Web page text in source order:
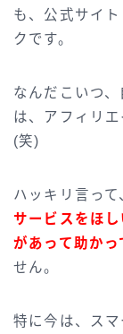
も、公式サイ
クです。
なんだこいつ
は、アフィリ
(笑)
ハッキリ言っ
サービスをほ
があって助かっ
せん。
特に今は、ス